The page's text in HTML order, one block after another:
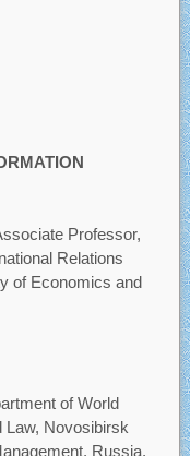
Professor,
Relations
of Economics and
of World
Law, Novosibirsk
Russia,